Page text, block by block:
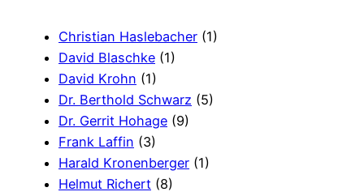
Christian Haslebacher (1)
David Blaschke (1)
David Krohn (1)
Dr. Berthold Schwarz (5)
Dr. Gerrit Hohage (9)
Frank Laffin (3)
Harald Kronenberger (1)
Helmut Richert (8)